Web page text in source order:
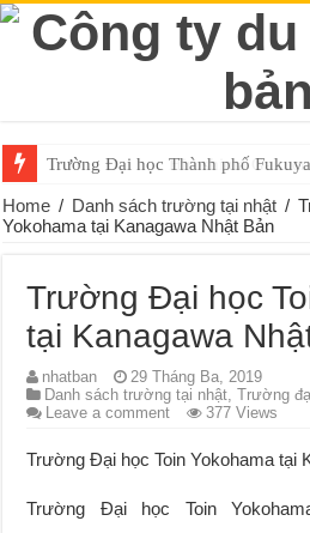
Trường Đại học Thành phố
Trường Đại học Hiroshima
Home / Danh sách trường tại nhật /
Yokohama tại Kanagawa Nhật Bản
Trường Đại học
tại Kanagawa
nhatban
29 Tháng Ba, 2019
Danh sách trường tại nhật,Trường
Leave a comment
377 Views
Trường Đại học Toin Yokohama tại
Trường Đại học Toin